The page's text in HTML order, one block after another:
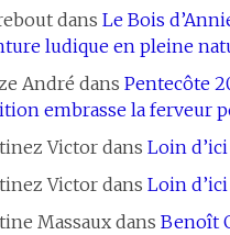
dans Le Bois
ludique en pleine
André dans Pentecôte
embrasse la ferveur
Victordans Loin
Victordans Loin d’ici
Massauxdans Benoît